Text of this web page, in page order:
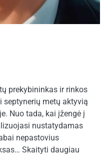
prekybininkas ir rinkos
septynerių metų aktyvią
Nuo tada, kai įžengė į
nustatydamas
nepastovius
Skaityti daugiau